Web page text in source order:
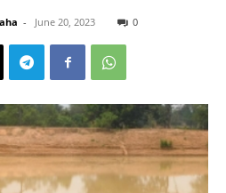
- June 20, 2023 0